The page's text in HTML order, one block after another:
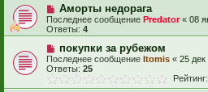
Аморты недорага
Последнее сообщение Predator« 08
Ответы: 4
покупки за рубежом
Последнее сообщение Itomis « 25 дек
Ответы: 25